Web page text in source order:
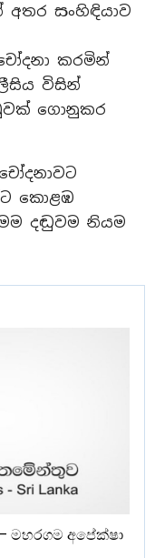
අතර සංහිඳියාව
කරමින්
විසින්
ගොනුකර
කොළඹ
දඬුවම නියම
මහරගම අපේක්ෂා